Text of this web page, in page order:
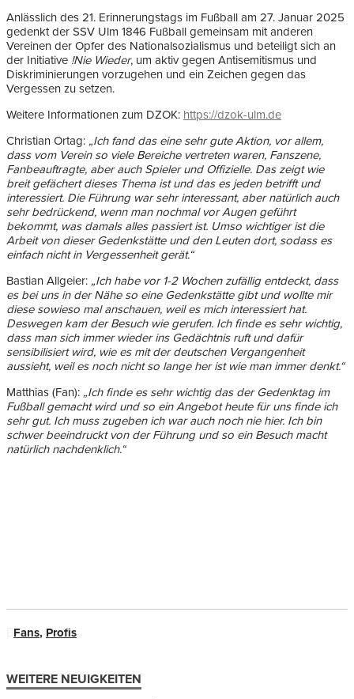
Anlässlich des 21. Erinnerungstags im Fußball am 27. Januar 2025
gedenkt der SSV Ulm 1846 Fußball gemeinsam mit anderen
Vereinen der Opfer des Nationalsozialismus und beteiligt sich an
der Initiative !Nie Wieder, um aktiv gegen Antisemitismus und
Diskriminierungen vorzugehen und ein Zeichen gegen das
Vergessen zu setzen.
Weitere Informationen zum DZOK: https://dzok-ulm.de
Christian Ortag: „Ich fand das eine sehr gute Aktion, vor allem,
dass vom Verein so viele Bereiche vertreten waren, Fanszene,
Fanbeauftragte, aber auch Spieler und Offizielle. Das zeigt wie
breit gefächert dieses Thema ist und das es jeden betrifft und
interessiert. Die Führung war sehr interessant, aber natürlich auch
sehr bedrückend, wenn man nochmal vor Augen geführt
bekommt, was damals alles passiert ist. Umso wichtiger ist die
Arbeit von dieser Gedenkstätte und den Leuten dort, sodass es
einfach nicht in Vergessenheit gerät.“
Bastian Allgeier: „Ich habe vor 1-2 Wochen zufällig entdeckt, dass
es bei uns in der Nähe so eine Gedenkstätte gibt und wollte mir
diese sowieso mal anschauen, weil es mich interessiert hat.
Deswegen kam der Besuch wie gerufen. Ich finde es sehr wichtig,
dass man sich immer wieder ins Gedächtnis ruft und dafür
sensibilisiert wird, wie es mit der deutschen Vergangenheit
aussieht, weil es noch nicht so lange her ist wie man immer denkt.“
Matthias (Fan): „Ich finde es sehr wichtig das der Gedenktag im
Fußball gemacht wird und so ein Angebot heute für uns finde ich
sehr gut. Ich muss zugeben ich war auch noch nie hier. Ich bin
schwer beeindruckt von der Führung und so ein Besuch macht
natürlich nachdenklich.“
Fans, Profis
WEITERE NEUIGKEITEN